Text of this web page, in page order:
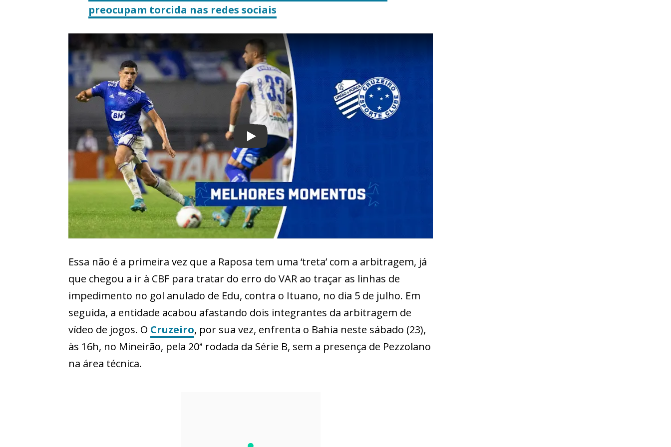
preocupam torcida nas redes sociais
Play
Essa não é a primeira vez que a Raposa tem uma ‘treta’ com a arbitragem, já
que chegou a ir à CBF para tratar do erro do VAR ao traçar as linhas de
impedimento no gol anulado de Edu, contra o Ituano, no dia 5 de julho. Em
seguida, a entidade acabou afastando dois integrantes da arbitragem de
vídeo de jogos. O Cruzeiro, por sua vez, enfrenta o Bahia neste sábado (23),
às 16h, no Mineirão, pela 20ª rodada da Série B, sem a presença de Pezzolano
na área técnica.